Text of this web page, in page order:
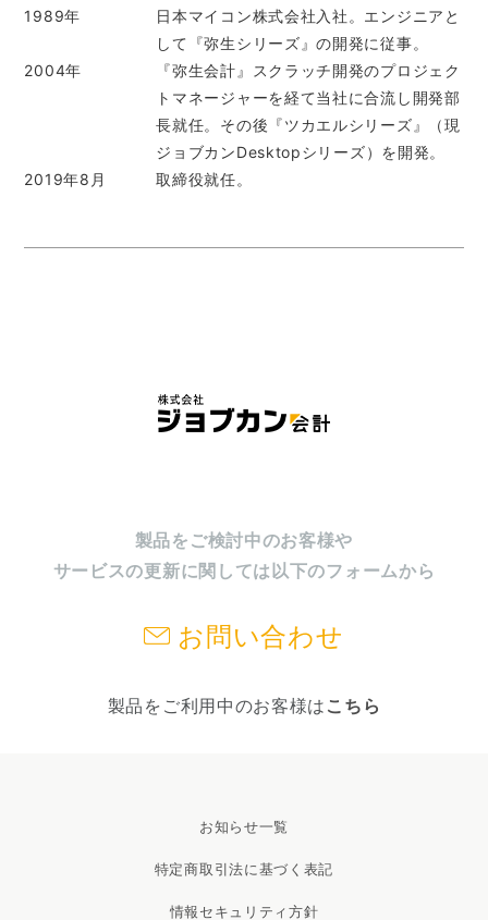
1989年
日本マイコン株式会社入社。エンジニアと
して『弥生シリーズ』の開発に従事。
2004年
『弥生会計』スクラッチ開発のプロジェク
トマネージャーを経て当社に合流し開発部
長就任。その後『ツカエルシリーズ』（現
ジョブカンDesktopシリーズ）を開発。
2019年8月
取締役就任。
製品をご検討中のお客様や
サービスの更新に関しては以下のフォームから
お問い合わせ
製品をご利用中のお客様は こちら
お知らせ一覧
特定商取引法に基づく表記
情報セキュリティ方針